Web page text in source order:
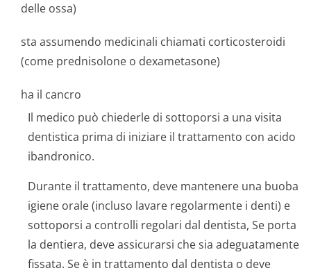
delle ossa)
sta assumendo medicinali chiamati corticosteroidi
(come prednisolone o dexametasone)
ha il cancro
Il medico può chiederle di sottoporsi a una visita
dentistica prima di iniziare il trattamento con acido
ibandronico.
Durante il trattamento, deve mantenere una buoba
igiene orale (incluso lavare regolarmente i denti) e
sottoporsi a controlli regolari dal dentista, Se porta
la dentiera, deve assicurarsi che sia adeguatamente
fissata. Se è in trattamento dal dentista o deve